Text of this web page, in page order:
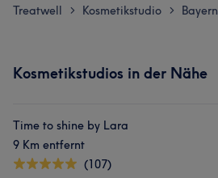
Treatwell > Kosmetikstudio > Bayern
Kosmetikstudios in der Nähe
Time to shine by Lara
9 Km entfernt
(107)